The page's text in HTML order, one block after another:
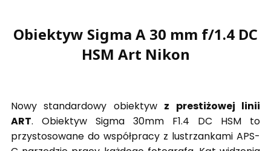
Obiektyw Sigma A 30 mm f/1.4 DC
HSM Art Nikon
Nowy standardowy obiektyw z prestiżowej linii
ART. Obiektyw Sigma 30mm F1.4 DC HSM to
przystosowane do współpracy z lustrzankami APS-